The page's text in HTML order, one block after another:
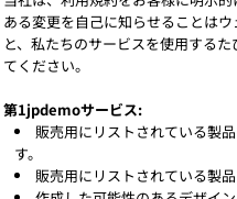
ある変更を自己に知らせることは
と、私たちのサービスを使用する
てください。
第1jpdemoサービス:
販売用にリストされている製
す。
販売用にリストされている製